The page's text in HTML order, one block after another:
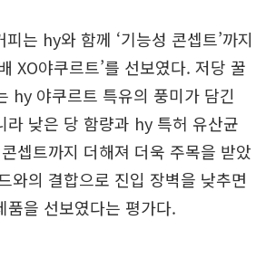
는 hy와 함께 ‘기능성 콘셉트’까지
XO야쿠르트’를 선보였다. 저당 꿀
hy 야쿠르트 특유의 풍미가 담긴
라 낮은 당 함량과 hy 특허 유산균
셉트까지 더해져 더욱 주목을 받았
와의 결합으로 진입 장벽을 낮추면
품을 선보였다는 평가다.